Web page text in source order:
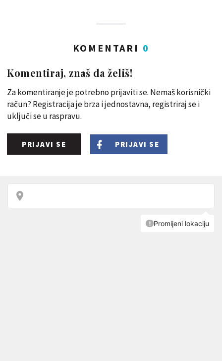
KOMENTARI 0
Komentiraj, znaš da želiš!
Za komentiranje je potrebno prijaviti se. Nemaš korisnički
račun? Registracija je brza i jednostavna, registriraj se i
uključi se u raspravu.
PRIJAVI SE PRIJAVI SE